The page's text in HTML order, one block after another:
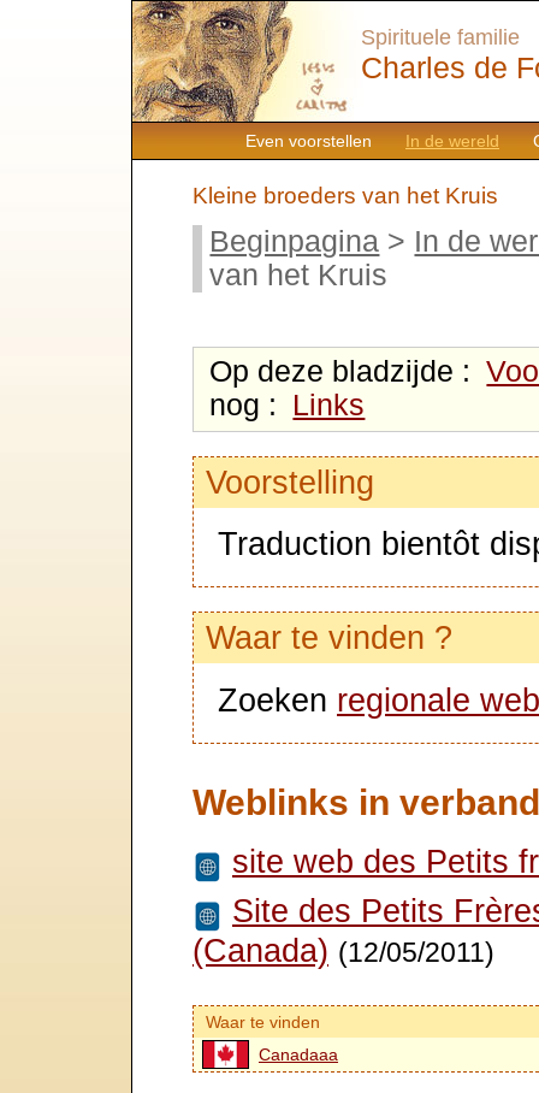
Even voorstellen In de wereld
Spirituele familie
Charles de
Kleine broeders van het Kruis
Beginpagina > In de
van het Kruis
Op deze bladzijde :
nog :
Links
Voorstelling
Traduction bientôt
Waar te vinden ?
Zoeken regionale
Weblinks in
site web des Petits
Site des Petits
(Canada) (12/05/2011)
Waar te vinden
Canadaaa